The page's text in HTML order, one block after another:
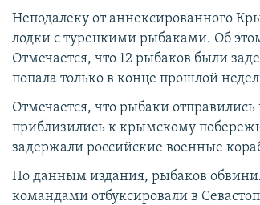
Неподалеку от аннексированного
лодки с турецкими рыбаками. Об
Отмечается, что 12 рыбаков были
попала только в конце прошлой
Отмечается, что рыбаки
приблизились к крымскому
задержали российские военные
По данным издания, рыбаков
командами отбуксировали в